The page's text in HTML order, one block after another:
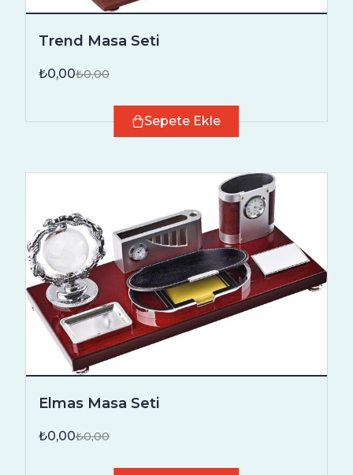
Trend Masa Seti
₺0,00₺0,00
Sepete Ekle
Elmas Masa Seti
₺0,00₺0,00